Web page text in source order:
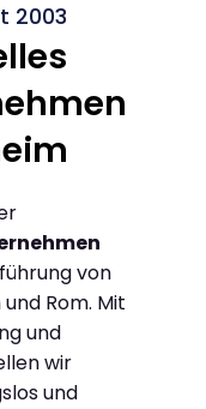
2003
von
Rom. Mit
und
wir
und